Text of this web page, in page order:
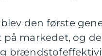
den første
markedet, og